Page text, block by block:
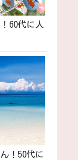
60代に人
！50代に